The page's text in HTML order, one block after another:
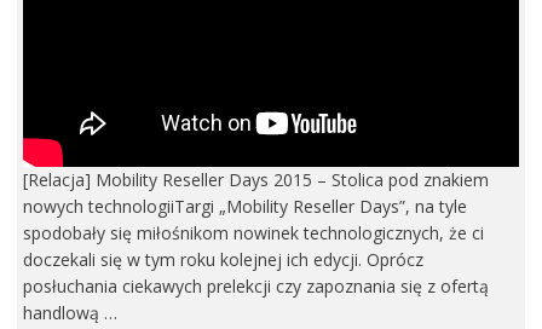
[Relacja] Mobility Reseller Days 2015 – Stolica pod znakiem
nowych technologiiTargi „Mobility Reseller Days”, na tyle
spodobały się miłośnikom nowinek technologicznych, że ci
doczekali się w tym roku kolejnej ich edycji. Oprócz
posłuchania ciekawych prelekcji czy zapoznania się z ofertą
handlową …